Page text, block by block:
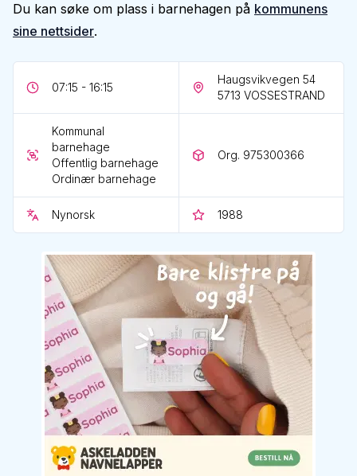
Du kan søke om plass i barnehagen på kommunens
sine nettsider.
07:15 - 16:15
Haugsvikvegen 54
5713 VOSSESTRAND
Kommunal
barnehage
Offentlig barnehage
Ordinær barnehage
Org. 975300366
Nynorsk 1988